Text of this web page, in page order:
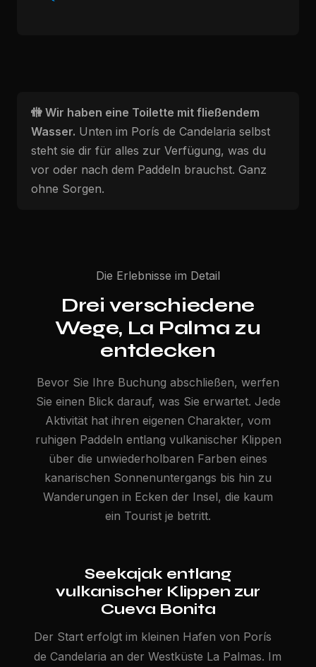
🚻 Wir haben eine Toilette mit fließendem
Wasser. Unten im Porís de Candelaria selbst
steht sie dir für alles zur Verfügung, was du
vor oder nach dem Paddeln brauchst. Ganz
ohne Sorgen.
Die Erlebnisse im Detail
Drei verschiedene
Wege, La Palma zu
entdecken
Bevor Sie Ihre Buchung abschließen, werfen
Sie einen Blick darauf, was Sie erwartet. Jede
Aktivität hat ihren eigenen Charakter, vom
ruhigen Paddeln entlang vulkanischer Klippen
über die unwiederholbaren Farben eines
kanarischen Sonnenuntergangs bis hin zu
Wanderungen in Ecken der Insel, die kaum
ein Tourist je betritt.
Seekajak entlang
vulkanischer Klippen zur
Cueva Bonita
Der Start erfolgt im kleinen Hafen von Porís
de Candelaria an der Westküste La Palmas. Im